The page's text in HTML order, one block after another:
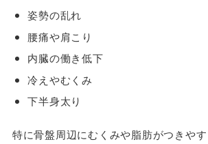
姿勢の乱れ
腰痛や肩こり
内臓の働き低下
冷えやむくみ
下半身太り
特に骨盤周辺にむくみや脂肪がつきや